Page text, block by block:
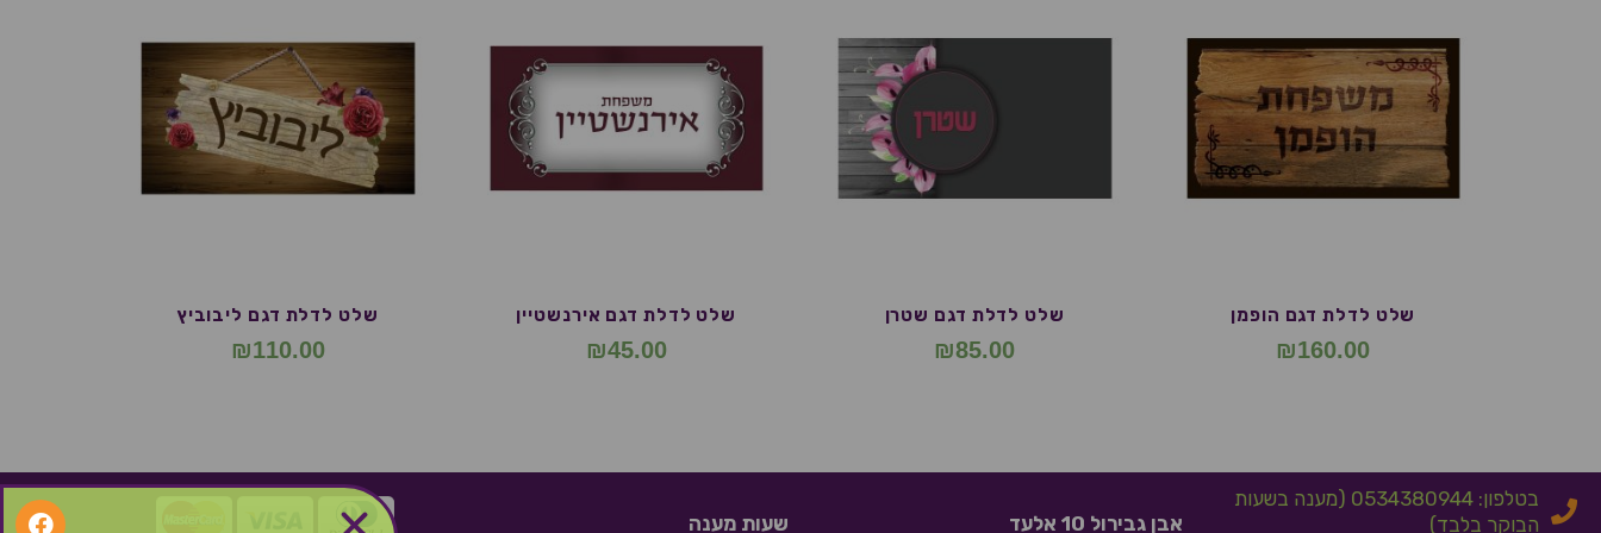
שלט לדלת דגם הופמן
₪160.00
שלט לדלת דגם שטרן
₪85.00
שלט לדלת דגם אירנשטיין
₪45.00
שלט לדלת דגם ליבוביץ
₪110.00
בטלפון: 0534380944 (מענה בשעות
הבוקר בלבד)
אבן גבירול 10 אלעד שעות מענה